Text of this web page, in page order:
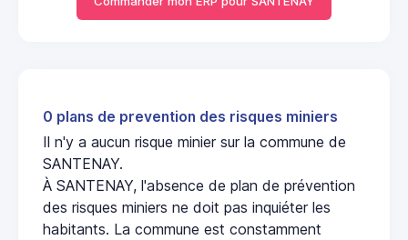
0 plans de prevention des risques miniers
Il n'y a aucun risque minier sur la commune de
SANTENAY.
À SANTENAY, l'absence de plan de prévention
des risques miniers ne doit pas inquiéter les
habitants. La commune est constamment